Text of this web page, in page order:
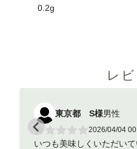
0.2g
レ
東京都 S様男性
2026/04/04
いつも美味しくいただいて